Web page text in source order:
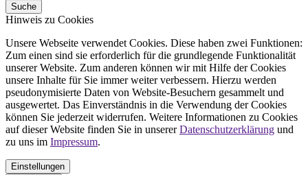
Suche
Hinweis zu Cookies
Unsere Webseite verwendet Cookies. Diese haben zwei Funktionen:
Zum einen sind sie erforderlich für die grundlegende Funktionalität
unserer Website. Zum anderen können wir mit Hilfe der Cookies
unsere Inhalte für Sie immer weiter verbessern. Hierzu werden
pseudonymisierte Daten von Website-Besuchern gesammelt und
ausgewertet. Das Einverständnis in die Verwendung der Cookies
können Sie jederzeit widerrufen. Weitere Informationen zu Cookies
auf dieser Website finden Sie in unsererDatenschutzerklärung und
zu uns im Impressum.
Einstellungen